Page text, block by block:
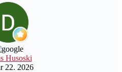
Husoski
22. 2026